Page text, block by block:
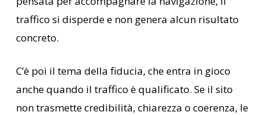
traffico si disperde e non genera alcun risultato
concreto.
C’è poi il tema della fiducia, che entra in gioco
anche quando il traffico è qualificato. Se il sito
non trasmette credibilità, chiarezza o coerenza, le